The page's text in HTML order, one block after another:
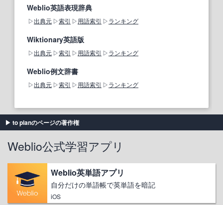
Weblio英語表現辞典
出典元 索引 用語索引 ランキング
Wiktionary英語版
出典元 索引 用語索引 ランキング
Weblio例文辞書
出典元 索引 用語索引 ランキング
to planのページの著作権
Weblio公式学習アプリ
Weblio英単語アプリ
自分だけの単語帳で英単語を暗記
iOS